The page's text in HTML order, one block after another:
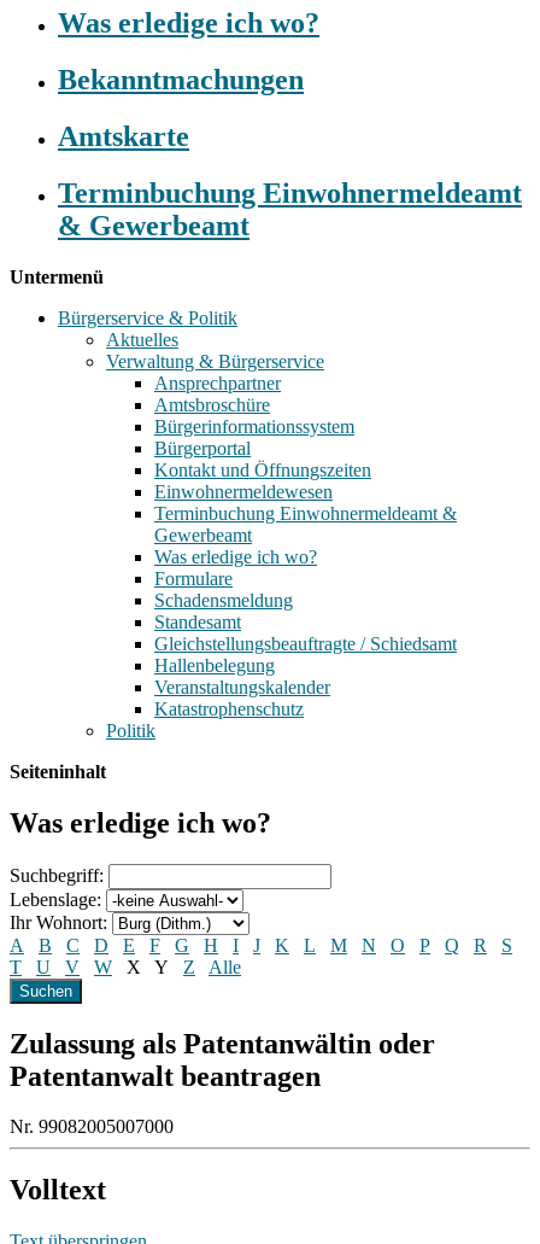
Was erledige ich wo?
Bekanntmachungen
Amtskarte
Terminbuchung Einwohnermeldeamt
& Gewerbeamt
Untermenü
Bürgerservice & Politik
Aktuelles
Verwaltung & Bürgerservice
Ansprechpartner
Amtsbroschüre
Bürgerinformationssystem
Bürgerportal
Kontakt und Öffnungszeiten
Einwohnermeldewesen
Terminbuchung Einwohnermeldeamt &
Gewerbeamt
Was erledige ich wo?
Formulare
Schadensmeldung
Standesamt
Gleichstellungsbeauftragte / Schiedsamt
Hallenbelegung
Veranstaltungskalender
Katastrophenschutz
Politik
Seiteninhalt
Was erledige ich wo?
Suchbegriff:
Lebenslage:
Ihr Wohnort:
A
B C D E F G H I J K L M N O P Q R
S
T
U V W X Y Z Alle
Zulassung als Patentanwältin oder
Patentanwalt beantragen
Nr. 99082005007000
Volltext